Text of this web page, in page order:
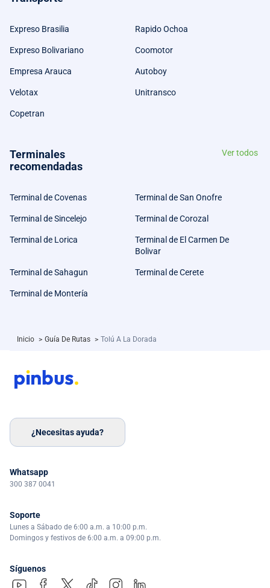
Expreso Brasilia Rapido Ochoa
Expreso Bolivariano Coomotor
Empresa Arauca Autoboy
Velotax Unitransco
Copetran
Terminales
recomendadas
Ver todos
Terminal de Covenas Terminal de San Onofre
Terminal de Sincelejo Terminal de Corozal
Terminal de Lorica
Terminal de El Carmen De
Bolivar
Terminal de Sahagun Terminal de Cerete
Terminal de Montería
Inicio > Guía De Rutas > Tolú A La Dorada
¿Necesitas ayuda?
Whatsapp
300 387 0041
Soporte
Lunes a Sábado de 6:00 a.m. a 10:00 p.m.
Domingos y festivos de 6:00 a.m. a 09:00 p.m.
Síguenos